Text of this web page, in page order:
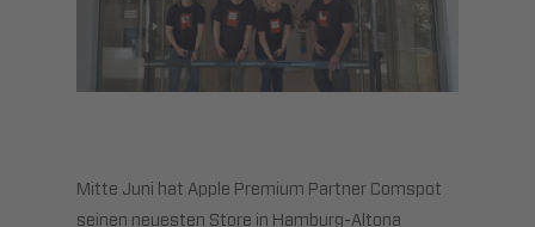
Mitte Juni hat Apple Premium Partner Comspot
seinen neuesten Store in Hamburg-Altona